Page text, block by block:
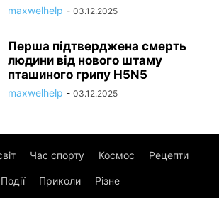
maxwelhelp - 03.12.2025
Перша підтверджена смерть
людини від нового штаму
пташиного грипу H5N5
maxwelhelp - 03.12.2025
Час спорту Космос Рецепти
Події Приколи Різне